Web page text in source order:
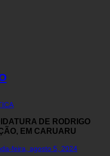
DE RODRIGO
EM CARUARU
feira, agosto 5, 2024